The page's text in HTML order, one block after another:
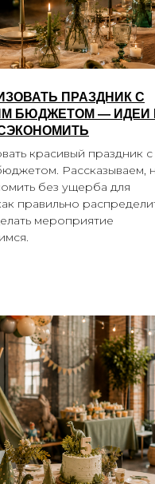
ПРАЗДНИК С
БЮДЖЕТОМ — ИДЕИ
красивый праздник с
Рассказываем,
без ущерба для
правильно
мероприятие